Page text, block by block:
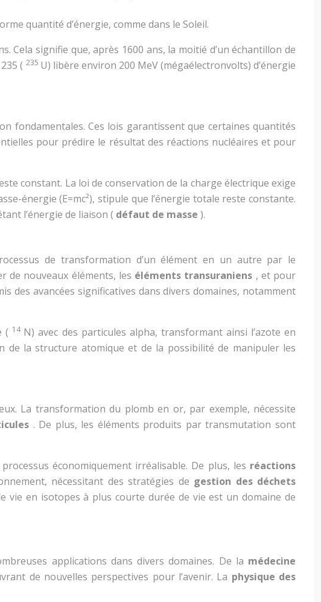
quantité d’énergie, comme dans le Soleil.
Cela signifie que, après 1600 ans, la moitié d’un échantillon de
( 235 U) libère environ 200 MeV (mégaélectronvolts) d’énergie
fondamentales. Ces lois garantissent que certaines quantités
pour prédire le résultat des réactions nucléaires et pour
constant. La loi de conservation de la charge électrique exige
énergie (E=mc²), stipule que l’énergie totale reste constante.
l’énergie de liaison ( défaut de masse ).
de transformation d’un élément en un autre par le
de nouveaux éléments, les éléments transuraniens , et pour
des avancées significatives dans divers domaines, notamment
( 14 N) avec des particules alpha, transformant ainsi l’azote en
de la structure atomique et de la possibilité de manipuler les
La transformation du plomb en or, par exemple, nécessite
. De plus, les éléments produits par transmutation sont
économiquement irréalisable. De plus, les réactions
nécessitant des stratégies de gestion des déchets
vie en isotopes à plus courte durée de vie est un domaine de
applications dans divers domaines. De la médecine
de nouvelles perspectives pour l’avenir. La physique des